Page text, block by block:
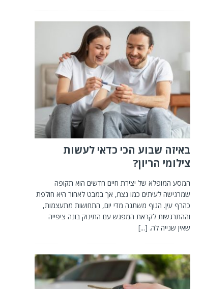
באיזה שבוע הכי כדאי לעשות
צילומי הריון?
המסע המופלא של יצירת חיים חדשים הוא תקופה
שמרגישה לעיתים כמו נצח, אך במבט לאחור היא חולפת
כהרף עין. הגוף משתנה מדי יום, התחושות מתעצמות,
וההתרגשות לקראת המפגש עם התינוק בונה ציפייה
שאין שנייה לה. [...]